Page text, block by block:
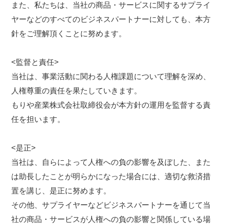
また、私たちは、当社の商品・サービスに関するサプライ
ヤーなどのすべてのビジネスパートナーに対しても、本方
針をご理解頂くことに努めます。
<監督と責任>
当社は、事業活動に関わる人権課題について理解を深め、
人権尊重の責任を果たしていきます。
もりや産業株式会社取締役会が本方針の運用を監督する責
任を担います。
<是正>
当社は、自らによって人権への負の影響を及ぼした、また
は助長したことが明らかになった場合には、適切な救済措
置を講じ、是正に努めます。
その他、サプライヤーなどビジネスパートナーを通じて当
社の商品・サービスが人権への負の影響と関係している場